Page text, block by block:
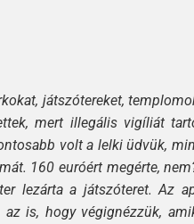
játszótereket,
mert illegális vigíliát
volt a lelki üdvük,
160 euróért megérte,
lezárta a játszóteret. Az
is, hogy végignézzük,